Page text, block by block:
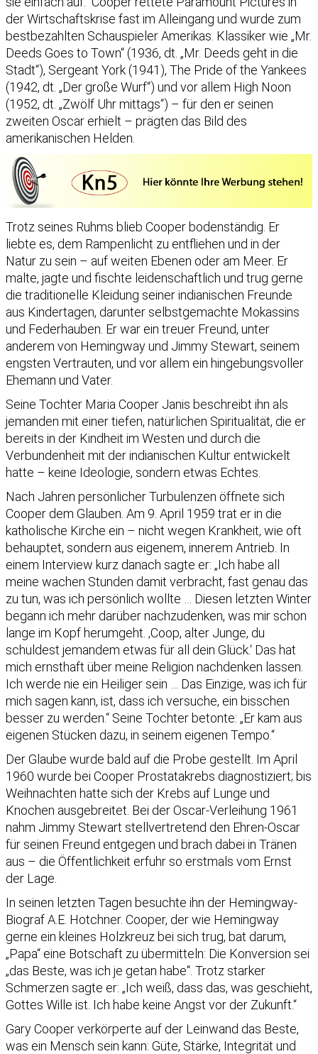
der Wirtschaftskrise fast im Alleingang und wurde zum
bestbezahlten Schauspieler Amerikas. Klassiker wie „Mr.
Deeds Goes to Town“ (1936, dt. „Mr. Deeds geht in die
Stadt“), Sergeant York (1941), The Pride of the Yankees
(1942, dt. „Der große Wurf“) und vor allem High Noon
(1952, dt. „Zwölf Uhr mittags“) – für den er seinen
zweiten Oscar erhielt – prägten das Bild des
amerikanischen Helden.
Trotz seines Ruhms blieb Cooper bodenständig. Er
liebte es, dem Rampenlicht zu entfliehen und in der
Natur zu sein – auf weiten Ebenen oder am Meer. Er
malte, jagte und fischte leidenschaftlich und trug gerne
die traditionelle Kleidung seiner indianischen Freunde
aus Kindertagen, darunter selbstgemachte Mokassins
und Federhauben. Er war ein treuer Freund, unter
anderem von Hemingway und Jimmy Stewart, seinem
engsten Vertrauten, und vor allem ein hingebungsvoller
Ehemann und Vater.
Seine Tochter Maria Cooper Janis beschreibt ihn als
jemanden mit einer tiefen, natürlichen Spiritualität, die er
bereits in der Kindheit im Westen und durch die
Verbundenheit mit der indianischen Kultur entwickelt
hatte – keine Ideologie, sondern etwas Echtes.
Nach Jahren persönlicher Turbulenzen öffnete sich
Cooper dem Glauben. Am 9. April 1959 trat er in die
katholische Kirche ein – nicht wegen Krankheit, wie oft
behauptet, sondern aus eigenem, innerem Antrieb. In
einem Interview kurz danach sagte er: „Ich habe all
meine wachen Stunden damit verbracht, fast genau das
zu tun, was ich persönlich wollte … Diesen letzten Winter
begann ich mehr darüber nachzudenken, was mir schon
lange im Kopf herumgeht. ‚Coop, alter Junge, du
schuldest jemandem etwas für all dein Glück.‘ Das hat
mich ernsthaft über meine Religion nachdenken lassen.
Ich werde nie ein Heiliger sein … Das Einzige, was ich für
mich sagen kann, ist, dass ich versuche, ein bisschen
besser zu werden.“ Seine Tochter betonte: „Er kam aus
eigenen Stücken dazu, in seinem eigenen Tempo.“
Der Glaube wurde bald auf die Probe gestellt. Im April
1960 wurde bei Cooper Prostatakrebs diagnostiziert; bis
Weihnachten hatte sich der Krebs auf Lunge und
Knochen ausgebreitet. Bei der Oscar-Verleihung 1961
nahm Jimmy Stewart stellvertretend den Ehren-Oscar
für seinen Freund entgegen und brach dabei in Tränen
aus – die Öffentlichkeit erfuhr so erstmals vom Ernst
der Lage.
In seinen letzten Tagen besuchte ihn der Hemingway-
Biograf A.E. Hotchner. Cooper, der wie Hemingway
gerne ein kleines Holzkreuz bei sich trug, bat darum,
„Papa“ eine Botschaft zu übermitteln: Die Konversion sei
„das Beste, was ich je getan habe“. Trotz starker
Schmerzen sagte er: „Ich weiß, dass das, was geschieht,
Gottes Wille ist. Ich habe keine Angst vor der Zukunft.“
Gary Cooper verkörperte auf der Leinwand das Beste,
was ein Mensch sein kann: Güte, Stärke, Integrität und